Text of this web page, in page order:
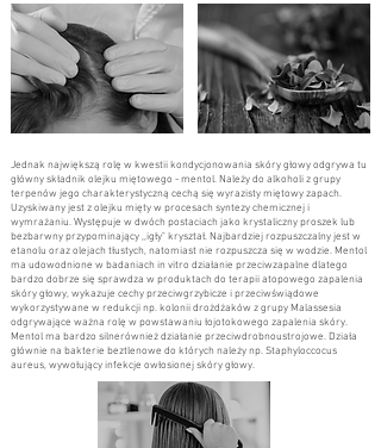
Jednak największą rolę w kwestii kondycjonowania skóry głowy odgrywa tu
główny składnik olejku miętowego - mentol. Należy do alkoholi z grupy
terpenów jego charakterystyczną cechą się wyrazisty miętowy zapach.
Uzyskiwany jest z olejku mięty w procesach syntezy chemicznej i
wymrażaniu. Występuje w dwóch postaciach jako krystaliczny proszek lub
bezbarwny przypominający ,,igły" kryształ. Najbardziej rozpuszczalny jest w
etanolu oraz olejach tłustych, natomiast nie rozpuszcza się w wodzie. Mentol
ma udowodnione w badaniach in vitro działanie przeciwzapalne dlatego
bardzo dobrze się sprawdza w produktach do terapii atopowego zapalenia
skóry głowy, wykazuje cechy przeciwgrzybicze i przeciwświądowe
wykorzystywane w redukcji np. kolonii drożdżaków z grupy Malassesia
odgrywające ważna rolę w powstawaniu łojotokowego zapalenia skóry.
Mentol ma bardzo silnerównież działanie przeciwdrobnoustrojowe. Działa
głównie na bakterie beztlenowe do których należy np. Staphyloccocus
aureus, wywołujący infekcje owłosionej skóry głowy.